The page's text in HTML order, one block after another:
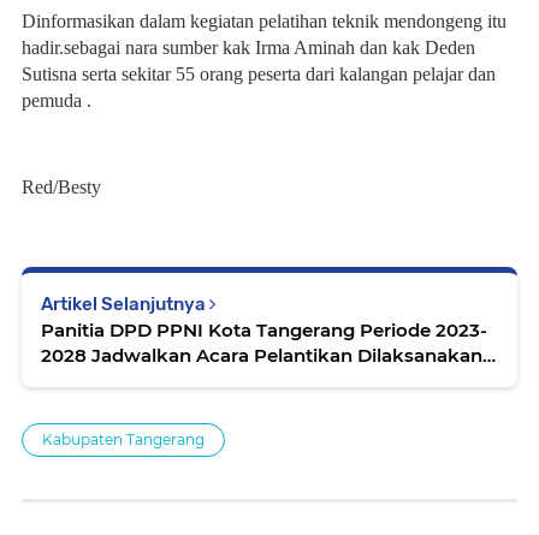
Dinformasikan dalam kegiatan pelatihan teknik mendongeng itu
hadir.sebagai nara sumber kak Irma Aminah dan kak Deden
Sutisna serta sekitar 55 orang peserta dari kalangan pelajar dan
pemuda .
Red/Besty
Artikel Selanjutnya
Panitia DPD PPNI Kota Tangerang Periode 2023-
2028 Jadwalkan Acara Pelantikan Dilaksanakan
Kabupaten Tangerang